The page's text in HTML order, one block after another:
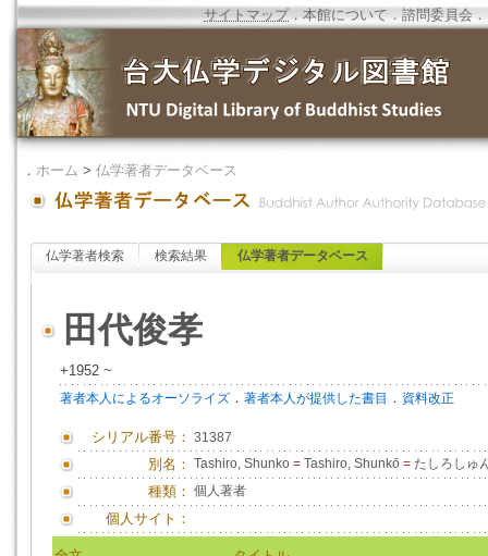
サイトマップ．本館について ．諮問委員会 ．
． ホーム > 仏学著者データベース
仏学著者検索 検索結果 仏学著者データベース
田代俊孝
+1952 ~
著者本人によるオーソライズ ． 著者本人が提供した書目 ． 資料改正
シリアル番号： 31387
別名： Tashiro, Shunko = Tashiro, Shunkō = たしろしゅ
種類： 個人著者
個人サイト：